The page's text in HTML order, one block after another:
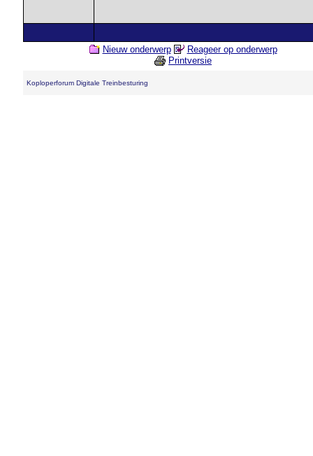
Nieuw onderwerp
Reageer op onderwerp
Printversie
Koploperforum Digitale Treinbesturing